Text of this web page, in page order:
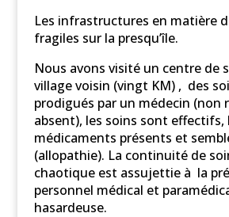
Les infrastructures en matière
fragiles sur la presqu’île.
Nous avons visité un centre de
village voisin (vingt KM) , des
prodigués par un médecin (non
absent), les soins sont effectifs,
médicaments présents et
(allopathie). La continuité de
chaotique est assujettie à la
personnel médical et
hasardeuse.